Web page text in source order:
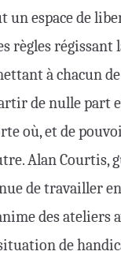
un espace de
règles régissant
à chacun de
de nulle part
où, et de
Alan Courtis,
de travailler
des ateliers
de